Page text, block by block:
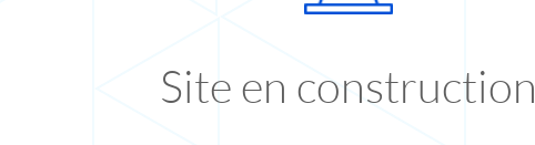
Site en construction